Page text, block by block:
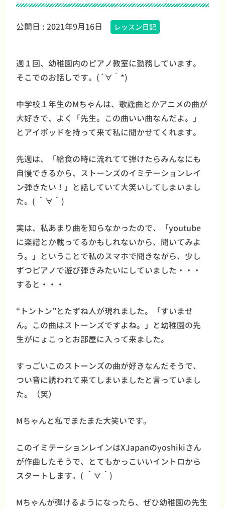
公開日 :2021年9月16日 レッスン日記
週１回、幼稚園内のピアノ教室に勤務しています。
そこでのお話しです。(´∀｀*)
中学校１年生のMちゃんは、歌謡曲とかアニメの曲が
大好きで、よく「先生。この曲いい曲なんだよ。」
とアイポッドを持って来て私に聞かせてくれます。
先週は、「給食の時に流れてて弾けたらみんなにも
自慢できるから、ストーンズのイミテーションレイ
ン弾きたい！」と話していて大笑いしてしまいまし
た。( ＾∀＾)
実は、私あまり曲を知らなかったので、「youtube
に楽譜とか載ってるかもしれないから、聞いてみよ
う。」ということで私のスマホで聞きながら、少し
ずつピアノで遊び弾きみたいにしていました・・・
すると・・・
“トントン”とたずね人が現れました。「すいませ
ん。この曲はストーンズですよね。」と幼稚園の先
生がにょこっとお部屋に入って来ました。
すっごいこのストーンズの曲が好きなんだそうで、
つい音に誘われて来てしまいましたと言っていまし
た。（笑）
Mちゃんと私でまたまた大笑いです。
このイミテーションレインはXJapanのyoshikiさん
が作曲したそうで、とてもかっこいいイントロから
スタートします。( ＾∀＾)
Mちゃんが弾けるようになったら、ぜひ幼稚園の先生